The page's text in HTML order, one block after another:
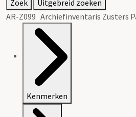
Zoek
Uitgebreid zoeken
AR-Z099 Archiefinventaris Zusters
Kenmerken